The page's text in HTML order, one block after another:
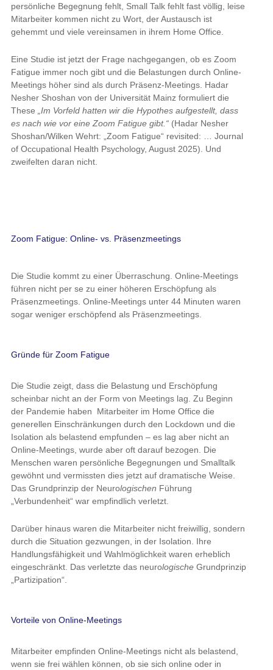
persönliche Begegnung fehlt, Small Talk fehlt fast völlig, leise
Mitarbeiter kommen nicht zu Wort, der Austausch ist
gehemmt und viele vereinsamen in ihrem Home Office.
Eine Studie ist jetzt der Frage nachgegangen, ob es Zoom
Fatigue immer noch gibt und die Belastungen durch Online-
Meetings höher sind als durch Präsenz-Meetings. Hadar
Nesher Shoshan von der Universität Mainz formuliert die
These
„Im Vorfeld hatten wir die Hypothes aufgestellt, dass
es nach wie vor eine Zoom Fatigue gibt.“(Hadar Nesher
Shoshan/Wilken Wehrt: „Zoom Fatigue“ revisited: … Journal
of Occupational Health Psychology, August 2025). Und
zweifelten daran nicht.
Zoom Fatigue: Online- vs. Präsenzmeetings
Die Studie kommt zu einer Überraschung. Online-Meetings
führen nicht per se zu einer höheren Erschöpfung als
Präsenzmeetings. Online-Meetings unter 44 Minuten waren
sogar weniger erschöpfend als Präsenzmeetings.
Gründe für Zoom Fatigue
Die Studie zeigt, dass die Belastung und Erschöpfung
scheinbar nicht an der Form von Meetings lag. Zu Beginn
der Pandemie haben Mitarbeiter im Home Office die
generellen Einschränkungen durch den Lockdown und die
Isolation als belastend empfunden – es lag aber nicht an
Online-Meetings, wurde aber oft darauf bezogen. Die
Menschen waren persönliche Begegnungen und Smalltalk
gewöhnt und vermissten dies jetzt auf dramatische Weise.
Das Grundprinzip der Neurologischen Führung
„Verbundenheit“ war empfindlich verletzt.
Darüber hinaus waren die Mitarbeiter nicht freiwillig, sondern
durch die Situation gezwungen, in der Isolation. Ihre
Handlungsfähigkeit und Wahlmöglichkeit waren erheblich
eingeschränkt. Das verletzte das neurologischeGrundprinzip
„Partizipation“.
Vorteile von Online-Meetings
Mitarbeiter empfinden Online-Meetings nicht als belastend,
wenn sie frei wählen können, ob sie sich online oder in